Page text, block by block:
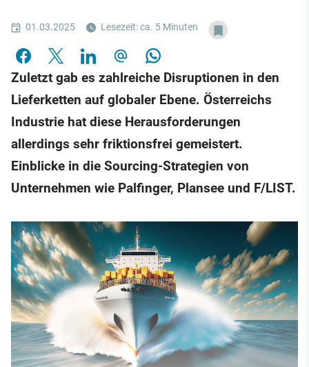
01.03.2025 Lesezeit: ca. 5 Minuten
Zuletzt gab es zahlreiche Disruptionen in den
Lieferketten auf globaler Ebene. Österreichs
Industrie hat diese Herausforderungen
allerdings sehr friktionsfrei gemeistert.
Einblicke in die Sourcing-Strategien von
Unternehmen wie Palfinger, Plansee und F/LIST.